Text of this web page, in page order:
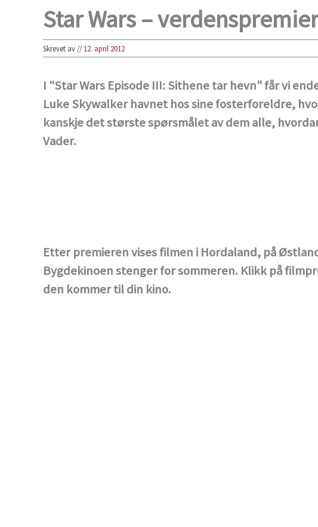
Star Wars –
Skrevet av//12. april 2012
I "Star Wars Episode III: Sithene tar hevn" får vi
Luke Skywalker havnet hos sine fosterforeldre,
kanskje det største spørsmålet av dem alle,
Vader.
Etter premieren vises filmen i Hordaland, på
Bygdekinoen stenger for sommeren. Klikk på
den kommer til din kino.